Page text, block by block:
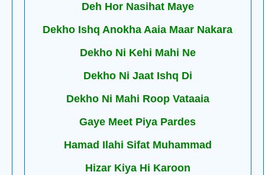
Deh Hor Nasihat Maye
Dekho Ishq Anokha Aaia Maar Nakara
Dekho Ni Kehi Mahi Ne
Dekho Ni Jaat Ishq Di
Dekho Ni Mahi Roop Vataaia
Gaye Meet Piya Pardes
Hamad Ilahi Sifat Muhammad
Hizar Kiya Hi Karoon